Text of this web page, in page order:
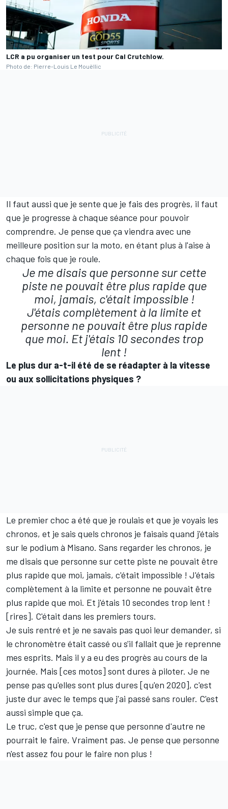
LCR a pu organiser un test pour Cal Crutchlow.
Photo de: Pierre-Louis Le Mouëllic
Il faut aussi que je sente que je fais des progrès, il faut
que je progresse à chaque séance pour pouvoir
comprendre. Je pense que ça viendra avec une
meilleure position sur la moto, en étant plus à l'aise à
chaque fois que je roule.
Je me disais que personne sur cette
piste ne pouvait être plus rapide que
moi, jamais, c'était impossible !
J'étais complètement à la limite et
personne ne pouvait être plus rapide
que moi. Et j'étais 10 secondes trop
lent !
Le plus dur a-t-il été de se réadapter à la vitesse
ou aux sollicitations physiques ?
Le premier choc a été que je roulais et que je voyais les
chronos, et je sais quels chronos je faisais quand j'étais
sur le podium à Misano. Sans regarder les chronos, je
me disais que personne sur cette piste ne pouvait être
plus rapide que moi, jamais, c'était impossible ! J'étais
complètement à la limite et personne ne pouvait être
plus rapide que moi. Et j'étais 10 secondes trop lent !
[rires]. C'était dans les premiers tours.
Je suis rentré et je ne savais pas quoi leur demander, si
le chronomètre était cassé ou s'il fallait que je reprenne
mes esprits. Mais il y a eu des progrès au cours de la
journée. Mais [ces motos] sont dures à piloter. Je ne
pense pas qu'elles sont plus dures [qu'en 2020], c'est
juste dur avec le temps que j'ai passé sans rouler. C'est
aussi simple que ça.
Le truc, c'est que je pense que personne d'autre ne
pourrait le faire. Vraiment pas. Je pense que personne
n'est assez fou pour le faire non plus !